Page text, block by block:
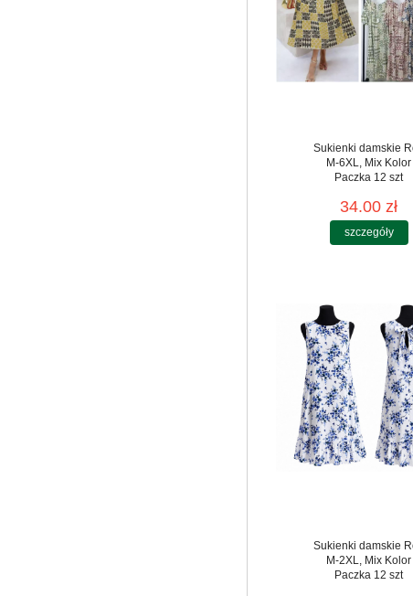
Sukienki damskie
M-6XL, Mix Kolor
Paczka 12 szt
34.00 zł
szczegóły
Sukienki damskie
M-2XL, Mix Kolor
Paczka 12 szt